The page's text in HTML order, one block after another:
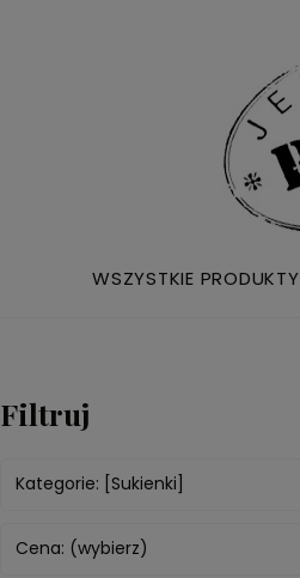
WSZYSTKIE PRODUKTY
Filtruj
Kategorie: [Sukienki]
Cena: (wybierz)